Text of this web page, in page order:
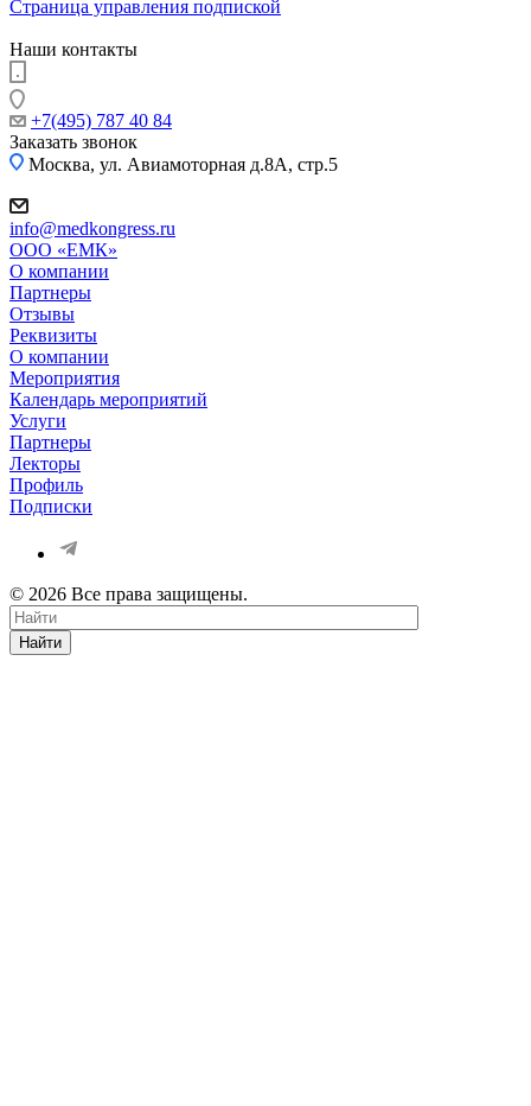
Страница управления подпиской
Наши контакты
+7(495) 787 40 84
Заказать звонок
Москва, ул. Авиамоторная д.8А, стр.5
info@medkongress.ru
OOO «ЕМК»
О компании
Партнеры
Отзывы
Реквизиты
О компании
Мероприятия
Календарь мероприятий
Услуги
Партнеры
Лекторы
Профиль
Подписки
© 2026 Все права защищены.
Найти